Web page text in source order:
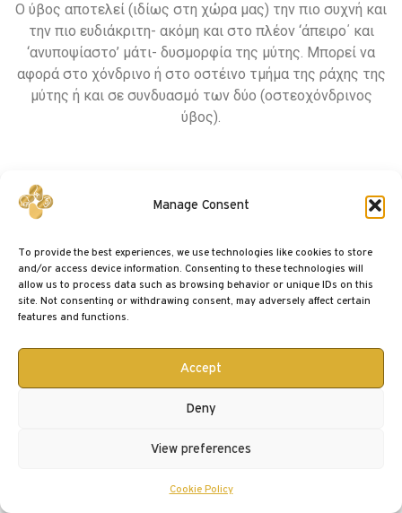
Manage Consent
To provide the best experiences, we use technologies like cookies to store
and/or access device information. Consenting to these technologies will
allow us to process data such as browsing behavior or unique IDs on this
site. Not consenting or withdrawing consent, may adversely affect certain
features and functions.
Accept
Deny
View preferences
Cookie Policy
Ο ύβος αποτελεί (ιδίως στη χώρα μας) την πιο συχνή και
την πιο ευδιάκριτη- ακόμη και στο πλέον ‘άπειρο΄ και
‘ανυποψίαστο’ μάτι- δυσμορφία της μύτης. Μπορεί να
αφορά στο χόνδρινο ή στο οστέινο τμήμα της ράχης της
μύτης ή και σε συνδυασμό των δύο (οστεοχόνδρινος
ύβος).
συχνές δυσμορφίες της μύτης και απαιτεί την εκλέπτυνσή